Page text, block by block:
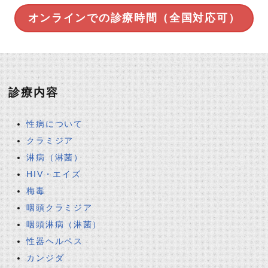
オンラインでの診療時間（全国対応可）
診療内容
性病について
クラミジア
淋病（淋菌）
HIV・エイズ
梅毒
咽頭クラミジア
咽頭淋病（淋菌）
性器ヘルペス
カンジダ